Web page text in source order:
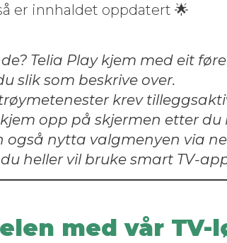
er innhaldet oppdatert 🌟
Telia Play kjem med eit
slik som beskrive over.
krev
opp på skjer­men etter
også nyt­ta val­gmenyen via
heller vil bruke smart TV-
med vår TV-